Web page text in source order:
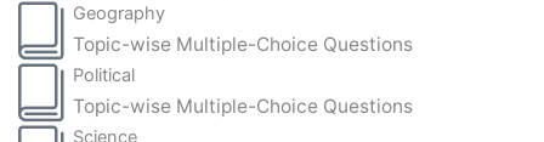
Geography
Topic-wise Multiple-Choice Questions
Political
Topic-wise Multiple-Choice Questions
Science